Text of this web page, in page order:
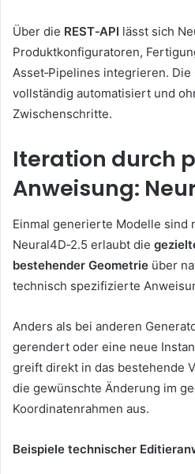
Über die REST‑API lässt sich
Produktkonfiguratoren,
Asset‑Pipelines integrieren.
vollständig automatisiert und
Zwischenschritte.
Iteration durch
Anweisung:
Einmal generierte Modelle sind
Neural4D‑2.5 erlaubt die
bestehender Geometrie über
technisch spezifizierte
Anders als bei anderen
gerendert oder eine neue
greift direkt in das bestehende
die gewünschte Änderung im
Koordinatenrahmen aus.
Beispiele technischer